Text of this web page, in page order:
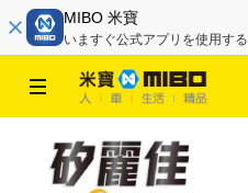
MIBO 米寶
いますぐ公式アプリを使用する